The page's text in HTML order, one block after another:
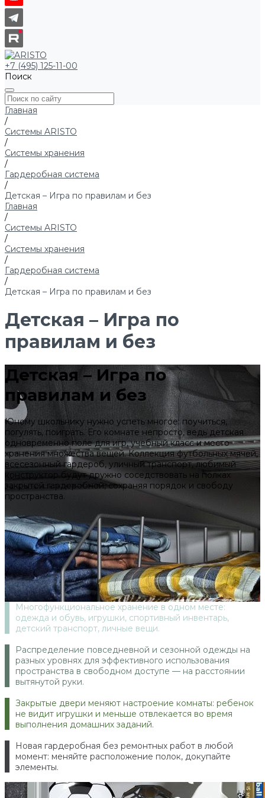
+7 (495) 125-11-00
Поиск
Главная
/
Системы ARISTO
/
Системы хранения
/
Гардеробная система
/
Детская – Игра по правилам и без
Главная
/
Системы ARISTO
/
Системы хранения
/
Гардеробная система
/
Детская – Игра по правилам и без
Детская – Игра по
правилам и без
Детская – Игра по
правилам и без
Юному школьнику нужно успеть многое: поучиться,
погулять, поиграть. Его комнате непросто, ведь детская
одновременно поле для игр, учебный класс и место
хранения множества вещей. Коллекция футбольных мячей,
всесезонный гардероб, уличный транспорт, любимый
конструктор будут дружно соседствовать на полках
закрытой гардеробной, сохраняя порядок и свободу
пространства.
Многофункциональное хранение в одном месте:
одежда и обувь, игрушки, спортивный инвентарь,
детский транспорт, личные вещи.
Распределение повседневной и сезонной одежды на
разных уровнях для эффективного использования
пространства в свободном доступе — на расстоянии
вытянутой руки.
Закрытые двери меняют настроение комнаты: ребенок
не видит игрушки и меньше отвлекается во время
выполнения домашних заданий.
Новая гардеробная без ремонтных работ в любой
момент: меняйте расположение полок, докупайте
элементы.